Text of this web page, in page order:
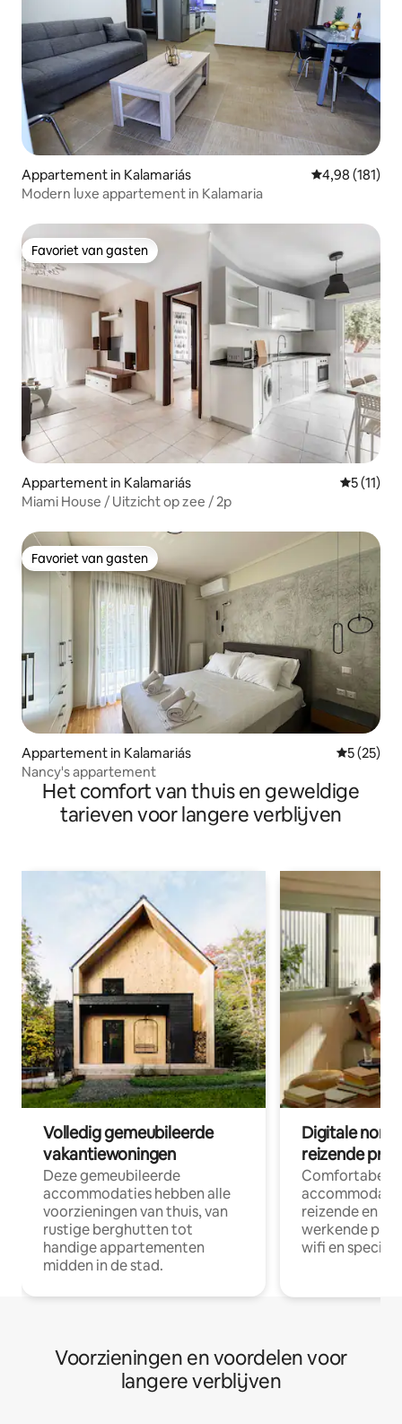
Appartement in Kalamariás Gemiddelde
4,98 (181)
Modern luxe appartement in Kalamaria
Favoriet van gasten
Favoriet van gasten
Appartement in Kalamariás
5 (11)
Miami House / Uitzicht op zee / 2p
Favoriet van gasten
Favoriet van gasten
Appartement in Kalamariás
5 (25)
Nancy's appartement
Het comfort van thuis en geweldige
tarieven voor langere verblijven
Volledig gemeubileerde
vakantiewoningen
Deze gemeubileerde
accommodaties hebben alle
voorzieningen van thuis, van
rustige berghutten tot
handige appartementen
midden in de stad.
Digitale
reizende
Comfortabele
reizende en
werkende
wifi en
Voorzieningen en voordelen voor
langere verblijven